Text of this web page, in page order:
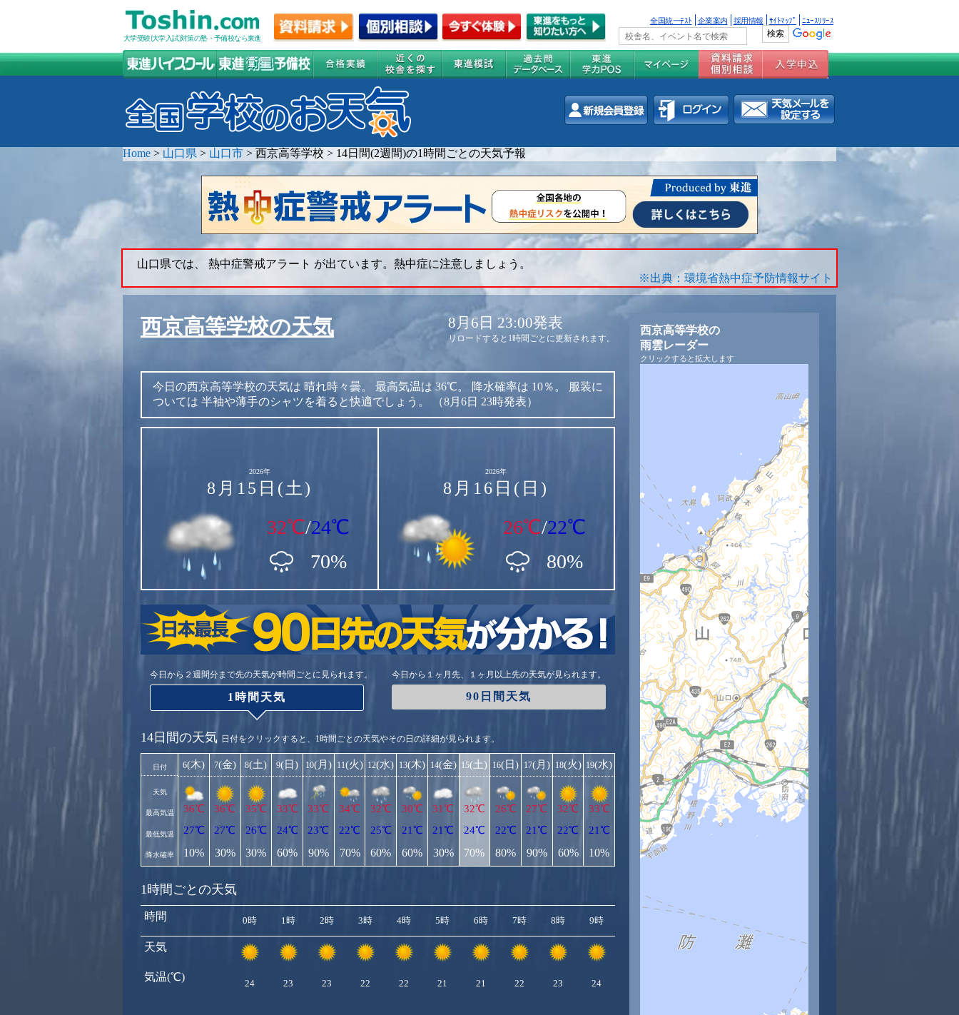
大学受験(大学入試)対策の塾・予備校なら東進
全国統一ﾃｽﾄ 企業案内 採用情報 ｻｲﾄﾏｯﾌﾟ ﾆｭｰｽﾘﾘｰｽ
Home > 山口県 > 山口市 > 西京高等学校 > 14日間(2週間)の1時間ごとの天気予報
山口県では、 熱中症警戒アラート が出ています。熱中症に注意しましょう。
※出典：環境省熱中症予防情報サイト
西京高等学校の天気 8月6日 23:00発表
リロードすると1時間ごとに更新されます。
今日の西京高等学校の天気は 晴れ時々曇。 最高気温は 36℃。 降水確率は 10％。
服装に
ついては 半袖や薄手のシャツを着ると快適でしょう。 （8月6日 23時発表）
2026年
8月15日(土)
32℃/24℃
70%
2026年
8月16日(日)
26℃/22℃
80%
今日から２週間分まで先の天気が時間ごとに見られます。
1時間天気
今日から１ヶ月先、１ヶ月以上先の天気が見られます。
90日間天気
14日間の天気 日付をクリックすると、1時間ごとの天気やその日の詳細が見られます。
日付
天気
最高気温
最低気温
降水確率
6(木)
36℃
27℃
10%
7(金)
36℃
27℃
30%
8(土)
35℃
26℃
30%
9(日)
33℃
24℃
60%
10(月)
33℃
23℃
90%
11(火)
34℃
22℃
70%
12(水)
32℃
25℃
60%
13(木)
30℃
21℃
60%
14(金)
31℃
21℃
30%
15(土)
32℃
24℃
70%
16(日)
26℃
22℃
80%
17(月)
27℃
21℃
90%
18(火)
32℃
22℃
60%
19(水)
33℃
21℃
10%
1時間ごとの天気
時間
天気
気温(℃)
0時 1時 2時 3時 4時 5時 6時 7時 8時 9時 12時
24 23 23 22 22 21 21 22 23 24
西京高等学校の
雨雲レーダー
クリックすると拡大します